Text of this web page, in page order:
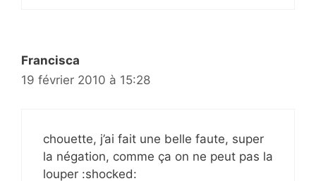
Francisca
19 février 2010 à 15:28
chouette, j’ai fait une belle faute, super
la négation, comme ça on ne peut pas la
louper :shocked: